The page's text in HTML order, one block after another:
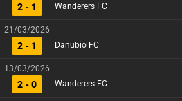
2 - 1 Wanderers FC
21/03/2026
2 - 1 Danubio FC
13/03/2026
2 - 0 Wanderers FC